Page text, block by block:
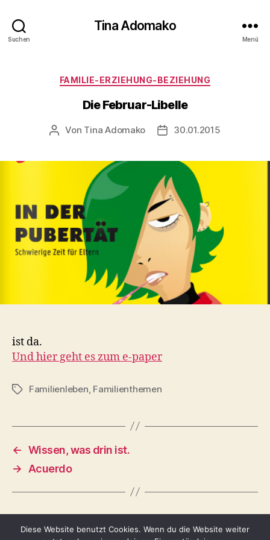
Suchen
Tina Adomako
Menü
Kategorien
FAMILIE-ERZIEHUNG-BEZIEHUNG
Die Februar-Libelle
Beitragsautor
Von Tina Adomako Veröffentlichungsdatum
30.01.2015
ist da.
Und hier geht es zum e-paper
Schlagwörter
Familienleben, Familienthemen
← Wissen, was drin ist.
→
Acuerdo
Diese Website benutzt Cookies. Wenn du die Website weiter